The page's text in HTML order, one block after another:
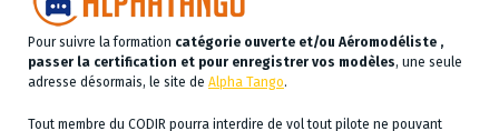
Pour suivre la formation catégorie ouverte et/ou Aéromodéliste ,
passer la certification et pour enregistrer vos modèles, une seule
adresse désormais, le site de Alpha Tango.
Tout membre du CODIR pourra interdire de vol tout pilote ne pouvant